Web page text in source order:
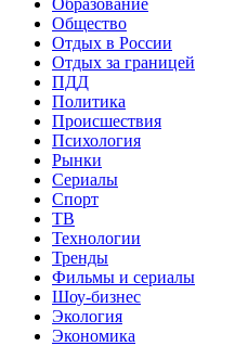
Общество
Отдых в России
Отдых за границей
ПДД
Политика
Происшествия
Психология
Рынки
Сериалы
Спорт
ТВ
Технологии
Тренды
Фильмы и сериалы
Шоу-бизнес
Экология
Экономика